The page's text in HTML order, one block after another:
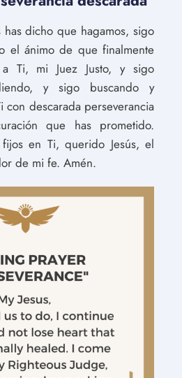
has dicho que hagamos, sigo
el ánimo de que finalmente
Ti, mi Juez Justo, y sigo
y sigo buscando y
con descarada perseverancia
que has prometido.
en Ti, querido Jesús, el
de mi fe. Amén.